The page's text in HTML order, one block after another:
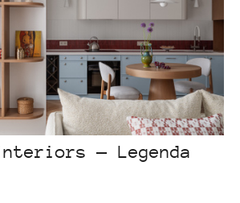
Interiors — Legenda